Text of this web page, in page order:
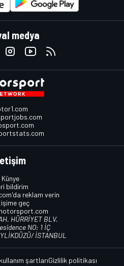
medya
Künye
bildirim
reklam verin
geç
HÜRRİYET BLV.
NO: 1 İÇ
İSTANBUL
şartlarıGizlilik politikası